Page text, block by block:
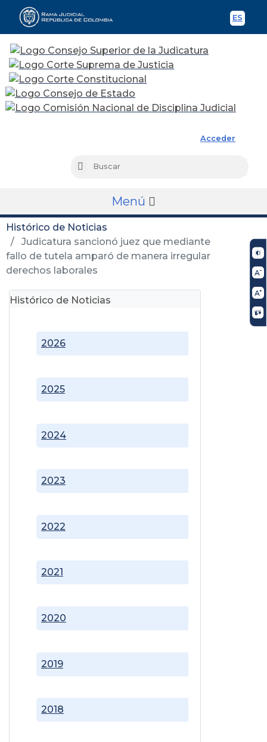
ES
Acceder
Buscar
Menú
Histórico de Noticias
Judicatura sancionó juez que mediante
fallo de tutela amparó de manera irregular
derechos laborales
Histórico de Noticias
2018
2019
2020
2021
2022
2023
2024
2025
2026